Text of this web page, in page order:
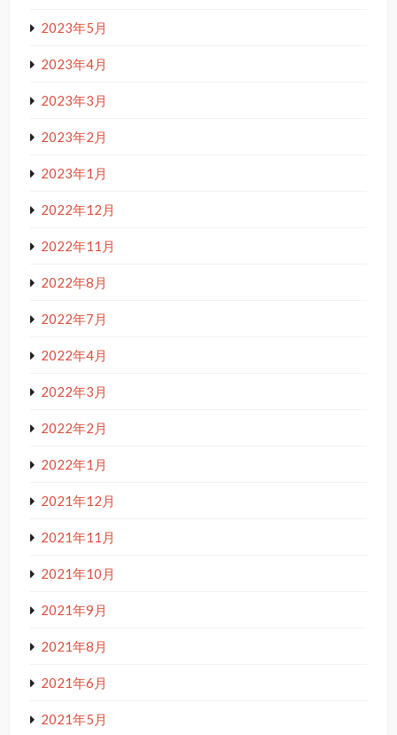
2023年5月
2023年4月
2023年3月
2023年2月
2023年1月
2022年12月
2022年11月
2022年8月
2022年7月
2022年4月
2022年3月
2022年2月
2022年1月
2021年12月
2021年11月
2021年10月
2021年9月
2021年8月
2021年6月
2021年5月